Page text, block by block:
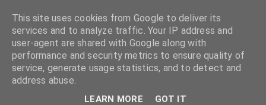
This site uses cookies from Google to deliver its
services and to analyze traffic. Your IP address and
user-agent are shared with Google along with
performance and security metrics to ensure quality of
service, generate usage statistics, and to detect and
address abuse.
LEARN MORE GOT IT